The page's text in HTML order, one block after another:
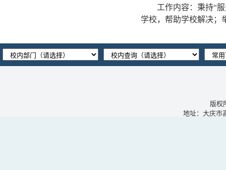
工作内容：秉持“
学校，帮助学校解决；
版权
地址：大庆市